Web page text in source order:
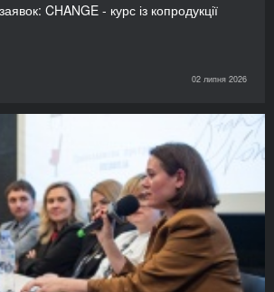
CHANGE - курс із копродукції
02 липня 2026